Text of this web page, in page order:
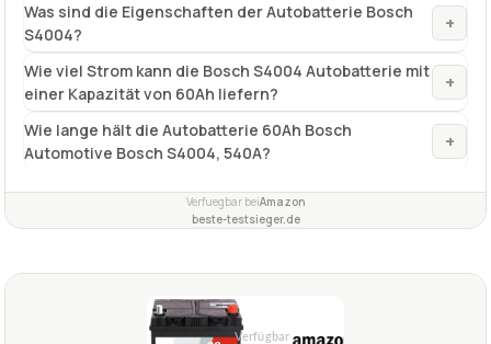
Was sind die Eigenschaften der Autobatterie Bosch
S4004?
+
Wie viel Strom kann die Bosch S4004 Autobatterie mit
einer Kapazität von 60Ah liefern?
+
Wie lange hält die Autobatterie 60Ah Bosch
Automotive Bosch S4004, 540A?
+
Verfuegbar beiAmazon
beste-testsieger.de